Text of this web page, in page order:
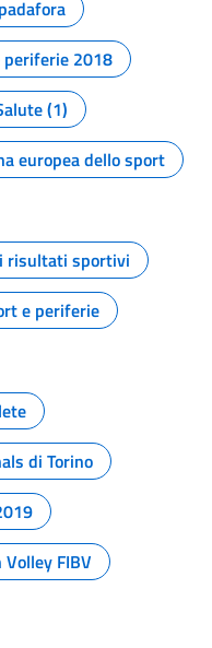
periferie 2018
(1)
europea dello sport
risultati sportivi
e periferie
di Torino
FIBV